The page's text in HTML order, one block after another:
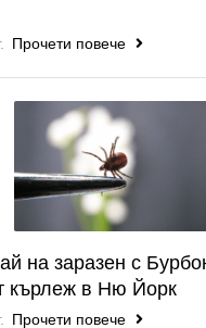
Прочети повече
на заразен с
кърлеж в Ню Йорк
Прочети повече